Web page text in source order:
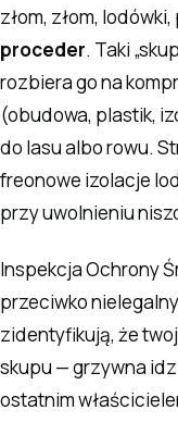
złom, złom, lodówki,
proceder. Taki
rozbiera go na
(obudowa, plastik,
do lasu albo rowu.
freonowe izolacje
przy uwolnieniu
Inspekcja Ochrony
przeciwko
zidentyfikują, że
skupu — grzywna
ostatnim